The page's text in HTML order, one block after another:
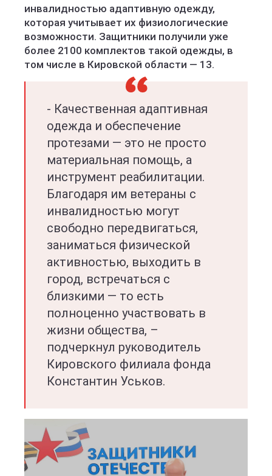
инвалидностью адаптивную одежду,
которая учитывает их физиологические
возможности. Защитники получили уже
более 2100 комплектов такой одежды, в
том числе в Кировской области — 13.
- Качественная адаптивная
одежда и обеспечение
протезами — это не просто
материальная помощь, а
инструмент реабилитации.
Благодаря им ветераны с
инвалидностью могут
свободно передвигаться,
заниматься физической
активностью, выходить в
город, встречаться с
близкими — то есть
полноценно участвовать в
жизни общества, –
подчеркнул руководитель
Кировского филиала фонда
Константин Уськов.